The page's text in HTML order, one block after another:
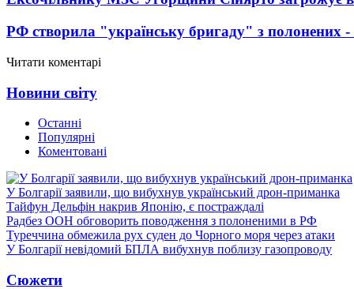
РФ створила "українську бригаду" з полонених
Читати коментарі
Новини світу
Останні
Популярні
Коментовані
У Болгарії заявили, що вибухнув український дрон-приманка
Тайфун Дельфін накрив Японію, є постраждалі
Радбез ООН обговорить поводження з полоненими в РФ
Туреччина обмежила рух суден до Чорного моря через атаки
У Болгарії невідомий БПЛА вибухнув поблизу газопроводу
Сюжети